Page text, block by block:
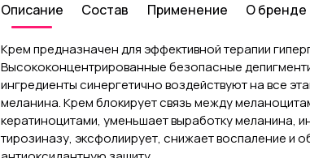
Описание
Крем предназначен для эффективной терапии
Высококонцентрированные безопасные
ингредиенты синергетично воздействуют на все
меланина. Крем блокирует связь между
кератиноцитами, уменьшает выработку меланина,
тирозиназу, эксфолиирует, снижает воспаление и
Состав Применение О бренде